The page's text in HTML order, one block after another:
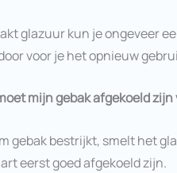
glazuur kun je ongeveer
voor je het opnieuw
mijn gebak afgekoeld
gebak bestrijkt, smelt het
eerst goed afgekoeld zijn.